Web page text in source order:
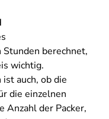
berechnet,
wichtig.
auch, ob die
die einzelnen
Anzahl der Packer,